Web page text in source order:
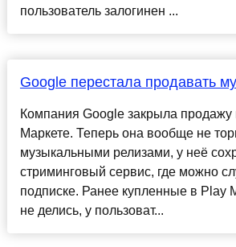
пользователь залогинен ...
Google перестала продавать
Компания Google закрыла продажу
Маркете. Теперь она вообще не
музыкальными релизами, у неё
стриминговый сервис, где можно
подписке. Ранее купленные в Play
не делись, у пользоват...